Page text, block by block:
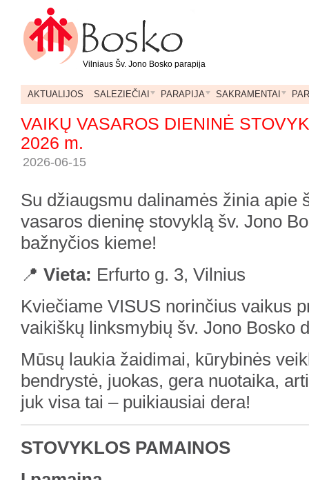
Vilniaus Šv. Jono Bosko parapija
AKTUALIJOS SALEZIEČIAI PARAPIJA SAKRAMENTAI
VAIKŲ VASAROS DIENINĖ
2026 m.
2026-06-15
Su džiaugsmu dalinamės žinia apie
vasaros dieninę stovyklą šv. Jono
bažnyčios kieme!
📍 Vieta: Erfurto g. 3, Vilnius
Kviečiame VISUS norinčius vaikus
vaikiškų linksmybių šv. Jono Bosko
Mūsų laukia žaidimai, kūrybinės
bendrystė, juokas, gera nuotaika,
juk visa tai – puikiausiai dera!
STOVYKLOS PAMAINOS